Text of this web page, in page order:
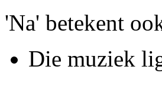
'Na' betekent
Die muziek